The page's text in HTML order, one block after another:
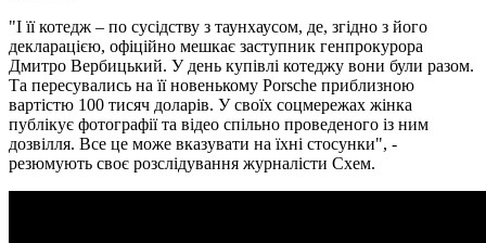
"І її котедж – по сусідству з таунхаусом, де, згідно з його
декларацією, офіційно мешкає заступник генпрокурора
Дмитро Вербицький. У день купівлі котеджу вони були разом.
Та пересувались на її новенькому Porsche приблизною
вартістю 100 тисяч доларів. У своїх соцмережах жінка
публікує фотографії та відео спільно проведеного із ним
дозвілля. Все це може вказувати на їхні стосунки", -
резюмують своє розслідування журналісти Схем.